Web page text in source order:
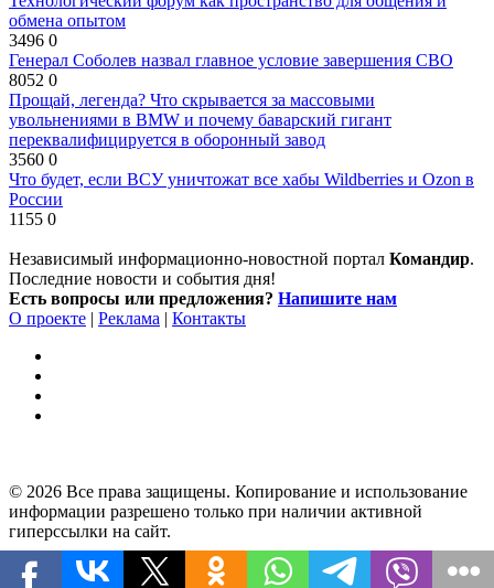
обмена опытом
3496 0
Генерал Соболев назвал главное условие завершения СВО
8052 0
Прощай, легенда? Что скрывается за массовыми
увольнениями в BMW и почему баварский гигант
переквалифицируется в оборонный завод
3560 0
Что будет, если ВСУ уничтожат все хабы Wildberries и Ozon в
России
1155 0
Независимый информационно-новостной портал Командир.
Последние новости и события дня!
Есть вопросы или предложения? Напишите нам
О проекте | Реклама | Контакты
© 2026 Все права защищены. Копирование и использование
информации разрешено только при наличии активной
гиперссылки на сайт.